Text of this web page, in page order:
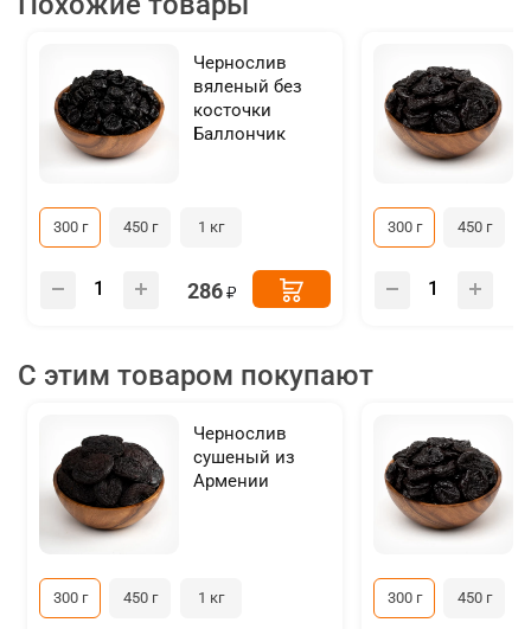
Чернослив
вяленый без
косточки
Баллончик
300 г 450 г 1 кг
286
300 г 450 г
С этим товаром покупают
Чернослив
сушеный из
Армении
300 г 450 г 1 кг 300 г 450 г